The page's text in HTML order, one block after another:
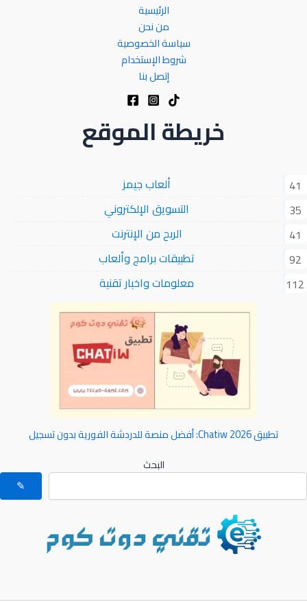
الرئيسية
من نحن
سياسة الخصوصية
شروط الإستخدام
إتصل بنا
خريطة الموقع
ألعاب جيمز
41
التسويق الإلكتروني
35
الربح من الإنترنت
41
تطبيقات برامج وألعاب
92
معلومات واخبار تقنية
112
تطبيق Chatiw 2026: أفضل منصة للدردشة الفورية بدون تسجيل
البحث
✎